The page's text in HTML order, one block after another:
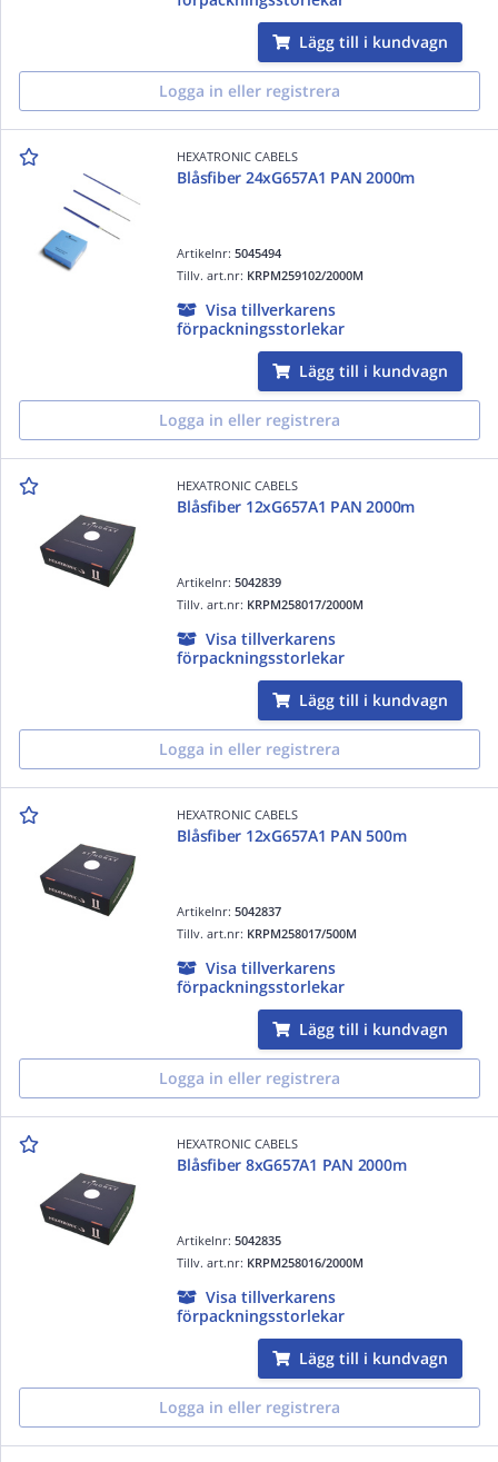
Lägg till i kundvagn
Logga in eller registrera
HEXATRONIC CABELS
Blåsfiber 24xG657A1 PAN 2000m
Artikelnr:5045494
Tillv. art.nr: KRPM259102/2000M
Visa tillverkarens
förpackningsstorlekar
Lägg till i kundvagn
Logga in eller registrera
HEXATRONIC CABELS
Blåsfiber 12xG657A1 PAN 2000m
Artikelnr:5042839
Tillv. art.nr: KRPM258017/2000M
Visa tillverkarens
förpackningsstorlekar
Lägg till i kundvagn
Logga in eller registrera
HEXATRONIC CABELS
Blåsfiber 12xG657A1 PAN 500m
Artikelnr:5042837
Tillv. art.nr: KRPM258017/500M
Visa tillverkarens
förpackningsstorlekar
Lägg till i kundvagn
Logga in eller registrera
HEXATRONIC CABELS
Blåsfiber 8xG657A1 PAN 2000m
Artikelnr:5042835
Tillv. art.nr: KRPM258016/2000M
Visa tillverkarens
förpackningsstorlekar
Lägg till i kundvagn
Logga in eller registrera